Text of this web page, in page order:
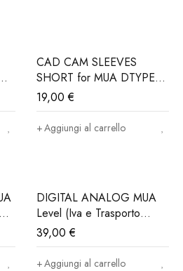
CAD CAM SLEEVES
SHORT for MUA DTYPE
(Iva e trasporto incluso)
19,00€
Aggiungi al carrello
DIGITAL ANALOG MUA
Level (Iva e Trasporto
incluso)
39,00€
Aggiungi al carrello